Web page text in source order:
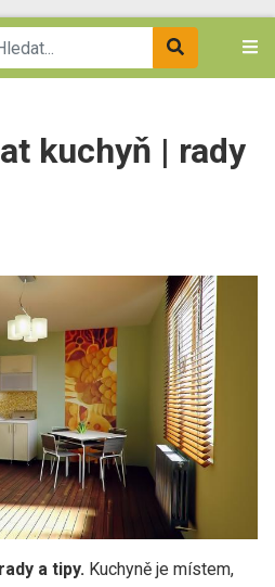
kuchyň | rady
a tipy. Kuchyně je místem,